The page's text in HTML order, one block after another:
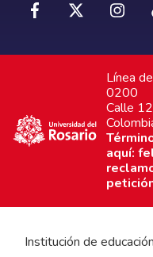
Línea
0200
Calle
aquí:
Institución de